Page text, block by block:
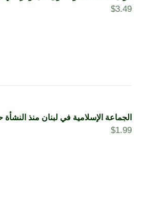
$3.49
الجماعة الإسلامية في لبنان منذ النشأة حتى 1975 (النسخة
$1.99